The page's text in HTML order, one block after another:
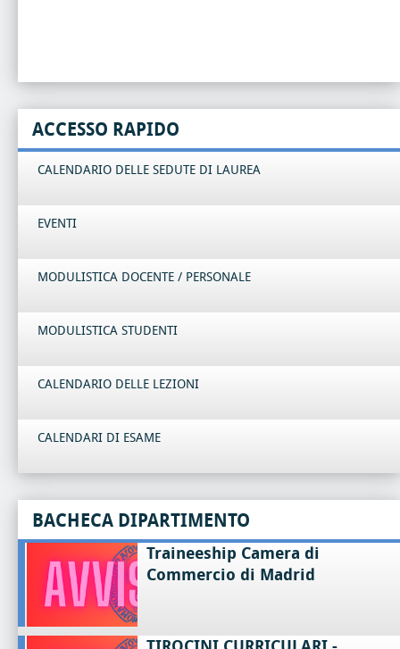
ACCESSO RAPIDO
CALENDARIO DELLE SEDUTE DI LAUREA
EVENTI
MODULISTICA DOCENTE / PERSONALE
MODULISTICA STUDENTI
CALENDARIO DELLE LEZIONI
CALENDARI DI ESAME
BACHECA DIPARTIMENTO
Traineeship Camera di
Commercio di Madrid